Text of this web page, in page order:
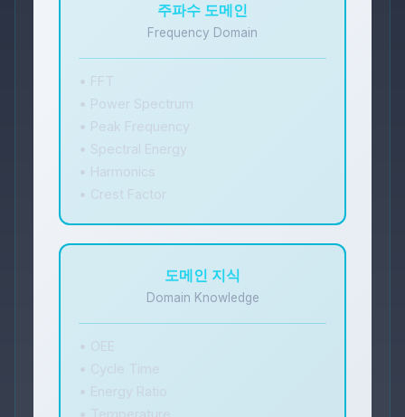
주파수 도메인
Frequency Domain
• FFT
• Power Spectrum
• Peak Frequency
• Spectral Energy
• Harmonics
도메인 지식
Domain Knowledge